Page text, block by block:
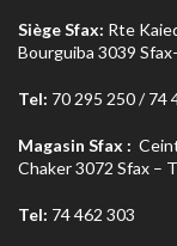
Siège Sfax: Rte
Bourguiba 3039
Tel: 70 295 250 / 74
Magasin Sfax :
Chaker 3072 Sfax –
Tel: 74 462 303